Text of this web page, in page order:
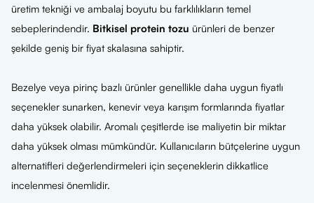
üretim tekniği ve ambalaj boyutu bu farklılıkların temel
sebeplerindendir. Bitkisel protein tozu ürünleri de benzer
şekilde geniş bir fiyat skalasına sahiptir.
Bezelye veya pirinç bazlı ürünler genellikle daha uygun fiyatlı
seçenekler sunarken, kenevir veya karışım formlarında fiyatlar
daha yüksek olabilir. Aromalı çeşitlerde ise maliyetin bir miktar
daha yüksek olması mümkündür. Kullanıcıların bütçelerine uygun
alternatifleri değerlendirmeleri için seçeneklerin dikkatlice
incelenmesi önemlidir.